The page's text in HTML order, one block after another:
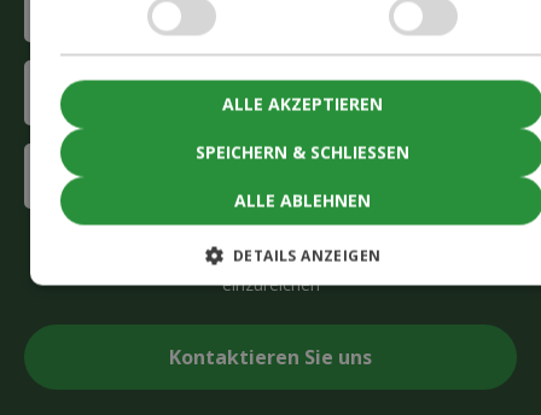
(Required)
Company
(Required)
Interested
(Required)
Sie Marketing-Cookies, um das Formular
einzureichen
SPEICHERN & SCHLIESSEN
ALLE AKZEPTIEREN
ALLE ABLEHNEN
DETAILS ANZEIGEN